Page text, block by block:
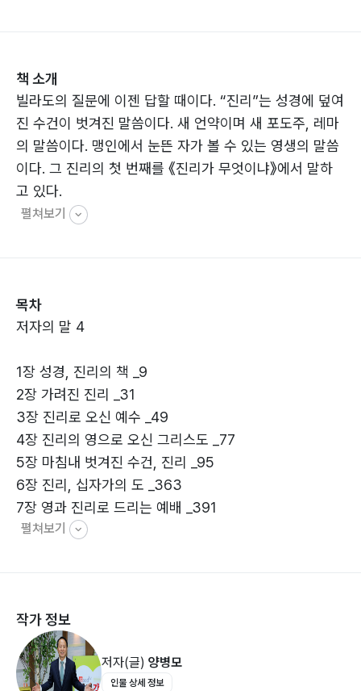
책 소개
빌라도의 질문에 이젠 답할 때이다. “진리”는 성경에 덮여
진 수건이 벗겨진 말씀이다. 새 언약이며 새 포도주, 레마
의 말씀이다. 맹인에서 눈뜬 자가 볼 수 있는 영생의 말씀
이다. 그 진리의 첫 번째를 《진리가 무엇이냐》에서 말하
고 있다.
펼쳐보기
목차
저자의 말 4
1장 성경, 진리의 책 _9
2장 가려진 진리 _31
3장 진리로 오신 예수 _49
4장 진리의 영으로 오신 그리스도 _77
5장 마침내 벗겨진 수건, 진리 _95
6장 진리, 십자가의 도 _363
7장 영과 진리로 드리는 예배 _391
펼쳐보기
작가 정보
저자(글) 양병모
인물 상세 정보